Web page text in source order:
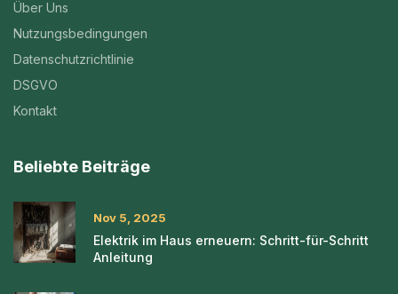
Über Uns
Nutzungsbedingungen
Datenschutzrichtlinie
DSGVO
Kontakt
Beliebte Beiträge
Nov 5, 2025
Elektrik im Haus erneuern: Schritt-für-Schritt
Anleitung